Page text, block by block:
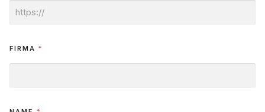
FIRMA *